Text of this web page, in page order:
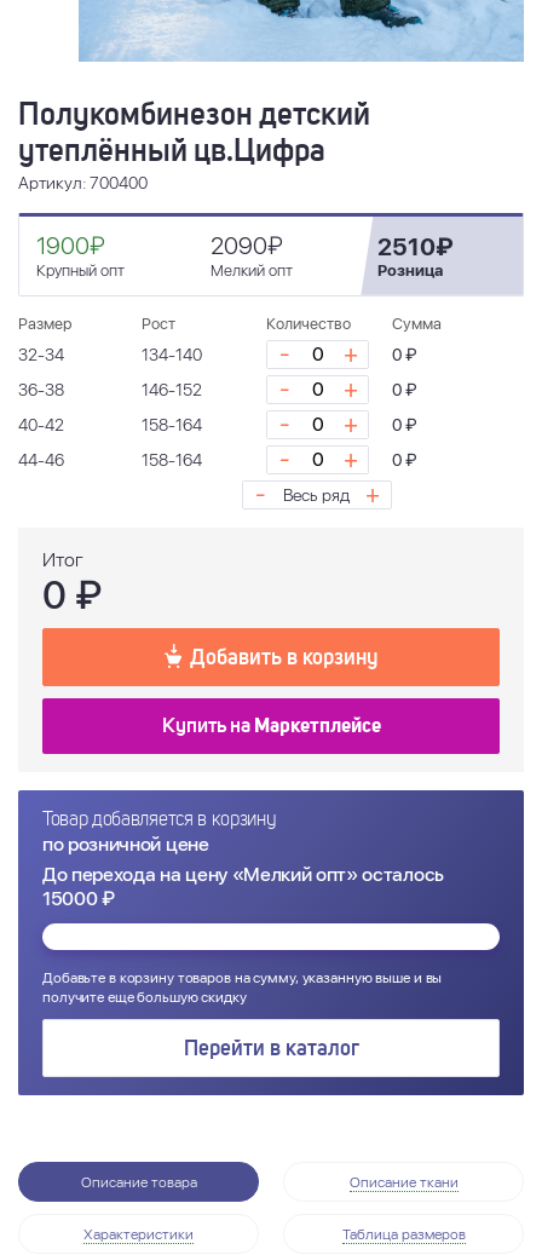
Полукомбинезон детский
утеплённый цв.Цифра
Артикул: 700400
1900₽
Крупный опт
2090₽
Мелкий опт
2510₽
Розница
Размер Рост Количество Сумма
32-34 134-140 - +
0 ₽
36-38
146-152 - +
0 ₽
40-42
158-164 - +
0 ₽
44-46
158-164 - + 0 ₽
- Весь ряд +
Итог
0 ₽
Добавить в корзину
Купить на Маркетплейсе
Товар добавляется в корзину
по розничной цене
До перехода на цену «Мелкий опт» осталось
15000 ₽
Добавьте в корзину товаров на сумму, указанную выше и вы
получите еще большую скидку
Перейти в каталог
Описание товара Описание ткани
Характеристики Таблица размеров